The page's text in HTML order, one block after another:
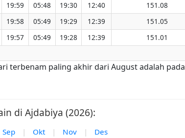
19:59 05:48 19:30 12:40
151.08
19:58 05:49 19:29 12:39
151.05
19:57 05:49 19:28 12:39 151.01
terbenam paling akhir dari August adalah pada
di Ajdabiya (2026):
Sep | Okt | Nov | Des